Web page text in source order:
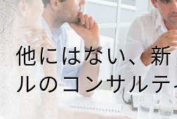
他にはない、
ルのコンサル